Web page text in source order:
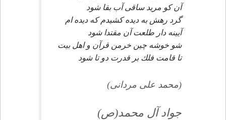
آن كو مريد ساقى آب بقا شود
گرد رهش به ديده كشيدم كه ديده ام
آيينه دار طلعت آن مقتدا شود
شو خوشه چين خرمن قرآن و اهل بيت
تا قامت فلك بر قدرت دو تا شود
(محمد على مردانى)
جواد آل محمد(ص)